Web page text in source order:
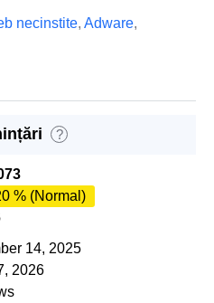
necinstite, Adware,
?
% (Normal)
14, 2025
2026